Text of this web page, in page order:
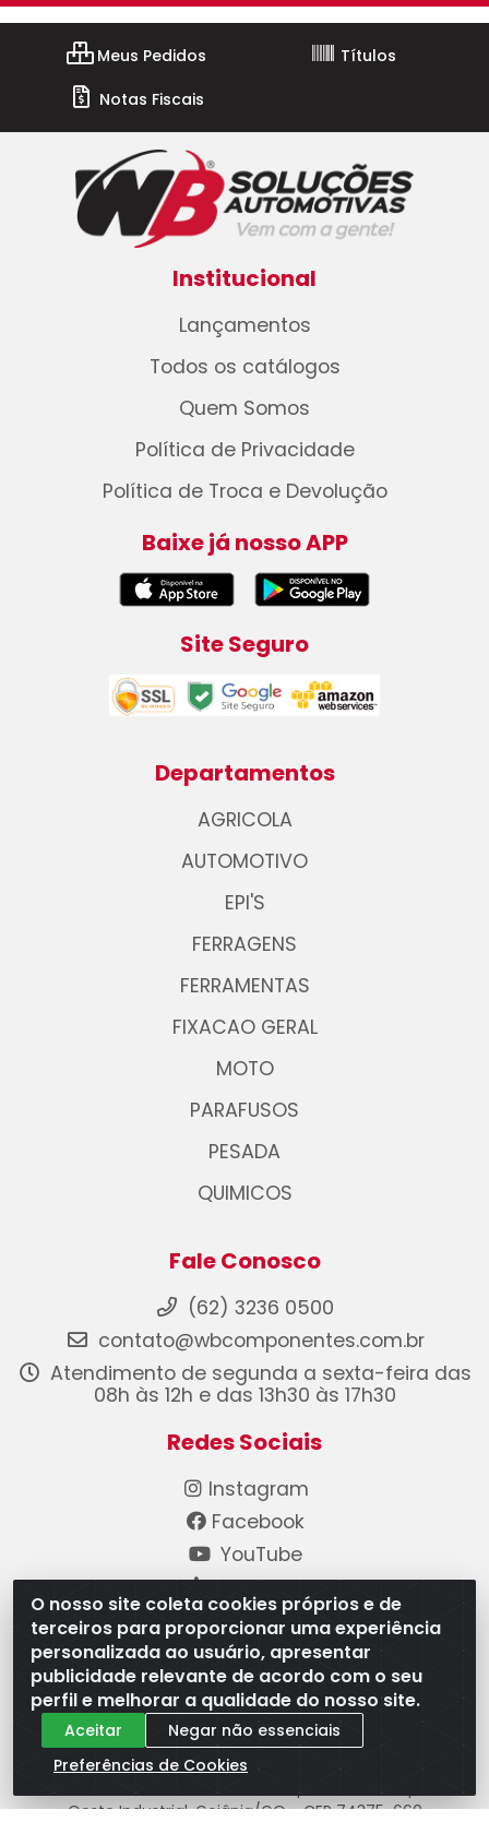
O nosso site coleta cookies próprios e de
terceiros para proporcionar uma experiência
personalizada ao usuário, apresentar
publicidade relevante de acordo com o seu
perfil e melhorar a qualidade do nosso site.
Aceitar
Negar não essenciais
Preferências de Cookies
Meus Pedidos
Títulos
Notas Fiscais
Institucional
Lançamentos
Todos os catálogos
Quem Somos
Política de Privacidade
Política de Troca e Devolução
Baixe já nosso APP
Site Seguro
Departamentos
AGRICOLA
AUTOMOTIVO
EPI'S
FERRAGENS
FERRAMENTAS
FIXACAO GERAL
MOTO
PARAFUSOS
PESADA
QUIMICOS
Fale Conosco
(62) 3236 0500
contato@wbcomponentes.com.br
Atendimento de segunda a sexta-feira das
08h às 12h e das 13h30 às 17h30
Redes Sociais
Instagram
Facebook
YouTube
Linkedin
Formas de Pagamento
WB Componentes Automotivos LTDA - CNPJ
Oeste Industrial, Goiânia/GO - CEP 74375-660